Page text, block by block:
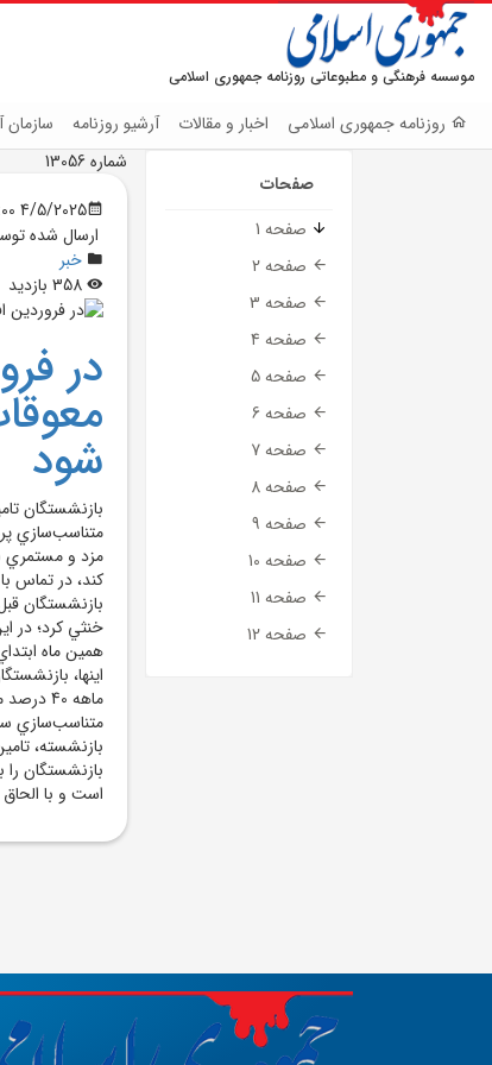
موسسه فرهنگی و مطبوعاتی روزنامه جمهوری اسلامی
روزنامه جمهوری اسلامی اخبار و مقالات آرشیو روزنامه سازمان
صفحات
صفحه 1
صفحه 2
صفحه 3
صفحه 4
صفحه 5
صفحه 6
صفحه 7
صفحه 8
صفحه 9
صفحه 10
صفحه 11
صفحه 12
شماره 13056
4/5/2025 12:00:00 AM
ارسال شده
خبر
در
شود
بازنشستگان
مزد و مستمري
کند، در تماس
بازنشستگان
خنثي کرد؛ در
همين ماه
متناسب‌سازي
بازنشسته،
است و با